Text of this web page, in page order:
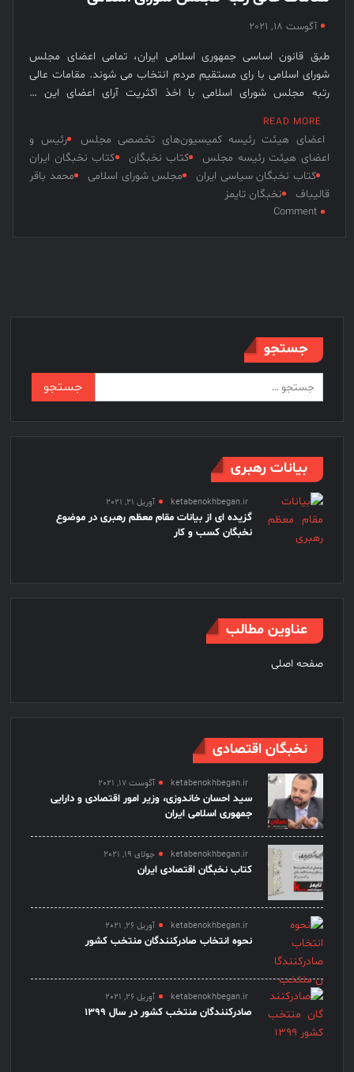
– کتاب
نخبگان
ورزش
کتاب
نخبگان
کسب و
آگوست 18, 2021
طبق قانون اساسی جمهوری اسلامی ایران، تمامی اعضای مجلس
شورای اسلامی با رای مستقیم مردم انتخاب می شوند. مقامات عالی
رتبه مجلس شورای اسلامی با اخذ اکثریت آرای اعضای این …
READ MORE
اعضای هیئت رئیسه کمیسیون‌های تخصصی مجلس
رئیس و
اعضای هیئت رئیسه مجلس
کتاب نخبگان
کتاب نخبگان ایران
کتاب نخبگان سیاسی ایران
مجلس شورای اسلامی
محمد باقر
قالیباف
نخبگان تایمز
Comment
جستجو
برای:
بیانات رهبری
ketabenokhbegan.ir آوریل 21, 2021
گزیده ای از بیانات مقام معظم رهبری در موضوع
نخبگان کسب و کار
عناوین مطالب
صفحه اصلی
نخبگان اقتصادی
ketabenokhbegan.ir آگوست 17, 2021
سید احسان خاندوزی، وزیر امور اقتصادی و دارایی
جمهوری اسلامی ایران
ketabenokhbegan.ir جولای 19, 2021
کتاب نخبگان اقتصادی ایران
ketabenokhbegan.ir آوریل 26, 2021
نحوه انتخاب صادرکنندگان منتخب کشور
ketabenokhbegan.ir آوریل 26, 2021
صادرکنندگان منتخب کشور در سال 1399